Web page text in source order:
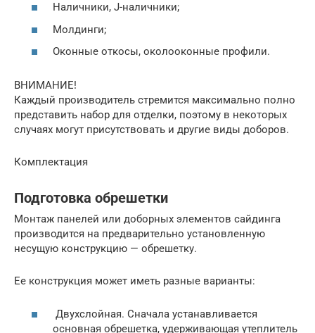
Наличники, J-наличники;
Молдинги;
Оконные откосы, околооконные профили.
ВНИМАНИЕ!
Каждый производитель стремится максимально полно
представить набор для отделки, поэтому в некоторых
случаях могут присутствовать и другие виды доборов.
Комплектация
Подготовка обрешетки
Монтаж панелей или доборных элементов сайдинга
производится на предварительно установленную
несущую конструкцию — обрешетку.
Ее конструкция может иметь разные варианты:
Двухслойная. Сначала устанавливается
основная обрешетка, удерживающая утеплитель